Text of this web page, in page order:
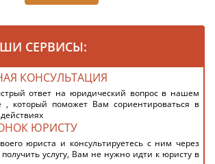
СЕРВИСЫ:
КОНСУЛЬТАЦИЯ
ответ на юридический вопрос в нашем
, который поможет Вам сориентироваться в
ЮРИСТУ
юриста и консультируетесь с ним через
услугу, Вам не нужно идти к юристу в